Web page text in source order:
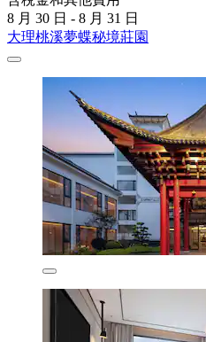
8 月 30 日 - 8 月 31 日
大理桃溪夢蝶秘境莊園